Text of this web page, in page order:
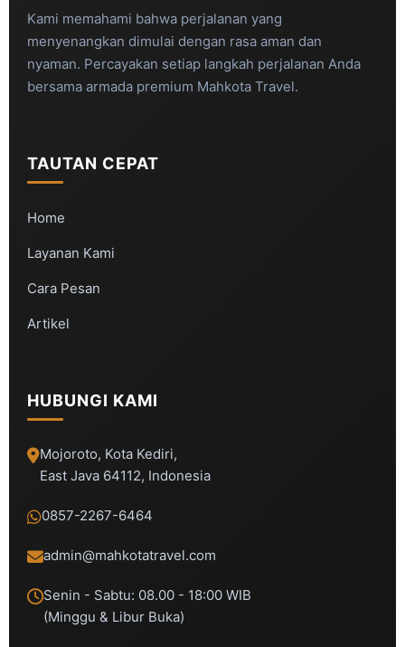
Kami memahami bahwa perjalanan yang
menyenangkan dimulai dengan rasa aman dan
nyaman. Percayakan setiap langkah perjalanan Anda
bersama armada premium Mahkota Travel.
TAUTAN CEPAT
Home
Layanan Kami
Cara Pesan
Artikel
HUBUNGI KAMI
Mojoroto, Kota Kediri,
East Java 64112, Indonesia
0857-2267-6464
admin@mahkotatravel.com
Senin - Sabtu: 08.00 - 18:00 WIB
(Minggu & Libur Buka)